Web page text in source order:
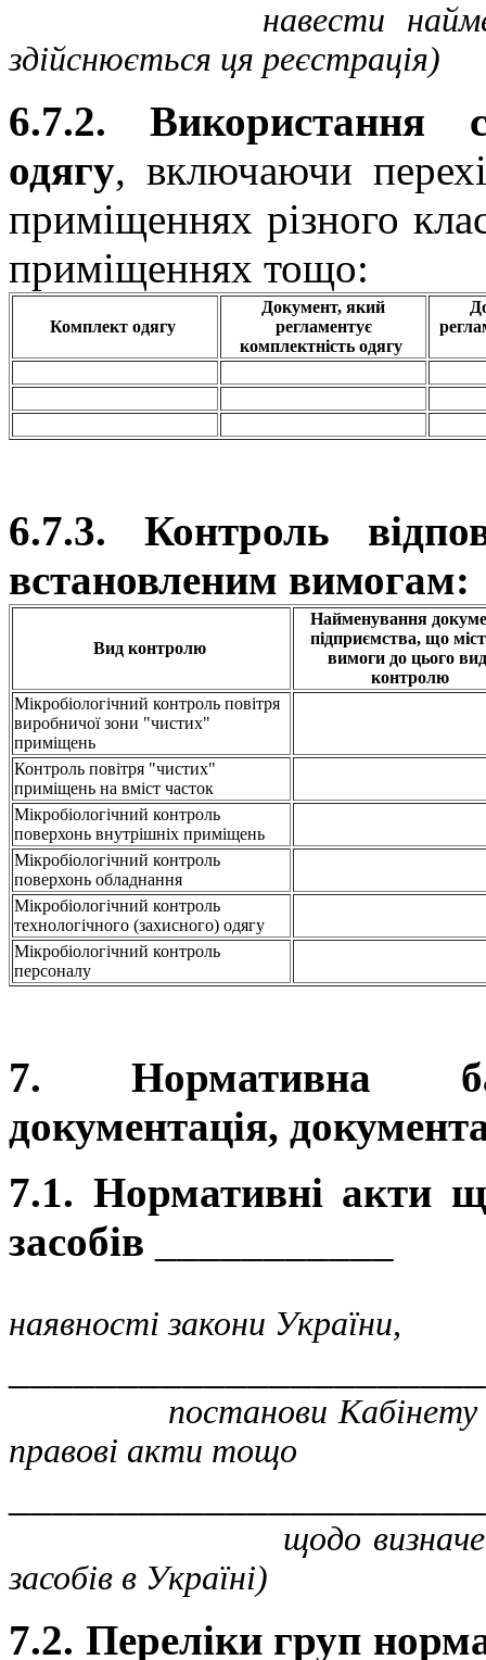
навести
здійснюється ця реєстрація)
6.7.2. Використання
одягу, включаючи
приміщеннях різного
приміщеннях тощо:
Комплект одягу
Документ, який
регламентує
комплектність одягу
6.7.3. Контроль
встановленим вимогам:
Вид контролю
Найменування
підприємства, що
вимоги до цього
контролю
Мікробіологічний контроль повітря
виробничої зони "чистих"
приміщень
Контроль повітря "чистих"
приміщень на вміст часток
Мікробіологічний контроль
поверхонь внутрішніх приміщень
Мікробіологічний контроль
поверхонь обладнання
Мікробіологічний контроль
технологічного (захисного) одягу
Мікробіологічний контроль
персоналу
7. Нормативна
документація,
7.1. Нормативні акти
засобів
наявності закони України,
постанови Кабінету
правові акти тощо
щодо визначення
засобів в Україні)
7.2. Переліки груп